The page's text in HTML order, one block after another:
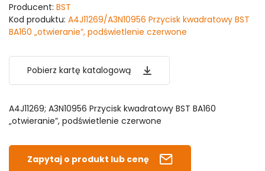
Producent: BST
Kod produktu: A4J11269/A3N10956 Przycisk kwadratowy BST
BA160 „otwieranie”, podświetlenie czerwone
Pobierz kartę katalogową
A4J11269; A3N10956 Przycisk kwadratowy BST BA160
„otwieranie”, podświetlenie czerwone
Zapytaj o produkt lub cenę